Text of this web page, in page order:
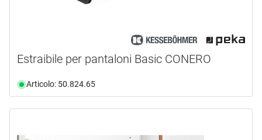
Estraibile per pantaloni Basic CONERO
Articolo: 50.824.65